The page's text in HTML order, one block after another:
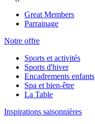
Great Members
Parrainage
Notre offre
Sports et activités
Sports d'hiver
Encadrements enfants
Spa et bien-être
La Table
Inspirations saisonnières